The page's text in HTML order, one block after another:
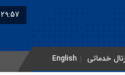
خدماتی English